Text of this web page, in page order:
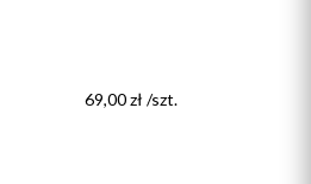
69,00 zł /szt.